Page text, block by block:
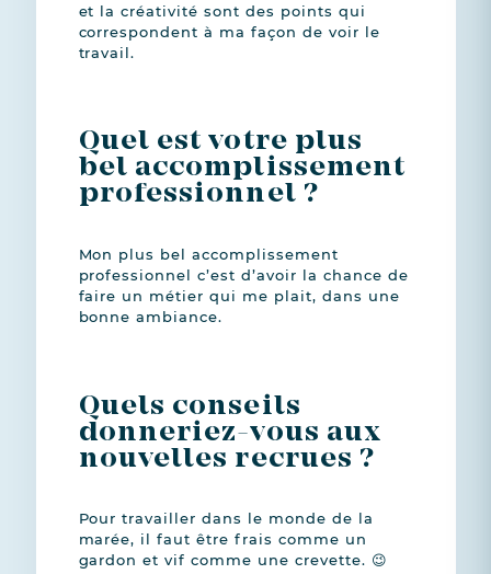
et la créativité sont des points qui
correspondent à ma façon de voir le
travail.
Quel est votre plus
bel accomplissement
professionnel ?
Mon plus bel accomplissement
professionnel c’est d’avoir la chance de
faire un métier qui me plait, dans une
bonne ambiance.
Quels conseils
donneriez-vous aux
nouvelles recrues ?
Pour travailler dans le monde de la
marée, il faut être frais comme un
gardon et vif comme une crevette. 😉